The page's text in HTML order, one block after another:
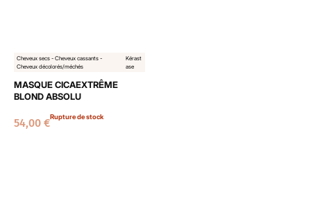
Cheveux secs - Cheveux cassants -
Cheveux décolorés/méchés
Kérast
ase
MASQUE CICAEXTRÊME
BLOND ABSOLU
54,00 €Rupture de stock